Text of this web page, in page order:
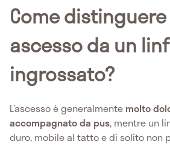
Come
ascesso da un
ingrossato?
L’ascesso è generalmente molto
accompagnato da pus, mentre un
duro, mobile al tatto e di solito non